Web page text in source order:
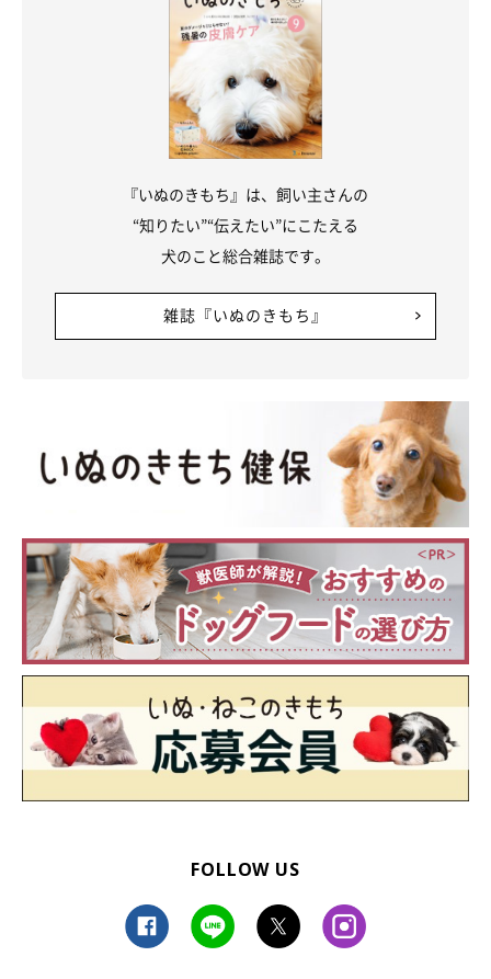
『いぬのきもち』は、飼い主さんの
“知りたい”“伝えたい”にこたえる
犬のこと総合雑誌です。
雑誌『いぬのきもち』
FOLLOW US